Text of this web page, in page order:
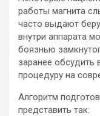
работы магнита
часто выдают
внутри аппарата
боязнью
заранее обсудить
процедуру на
Алгоритм
представить так: